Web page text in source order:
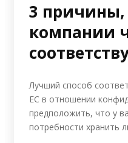
3
компании
Лучший способ
ЕС в отношении
предположить, что у
потребности хранить